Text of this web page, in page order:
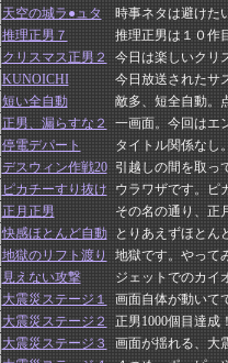
天空の城ラ●ュタ
時事ネタは避けた
推理正男７
推理正男は１０作
クリスマス正男２
今日は楽しいクリ
KUNOICHI
今日放送されたサ
短い全自動
敵多、短全自動。
正男、漏らすな２
一画面。今回はエ
停電デパート
タイトル関係なし
デスウィン作戦20
引越しの間を取っ
ピカチーすり抜け
ウラワザです。
正月正男
その名の通り、正
快感ほとんど自動
とりあえずほとん
地獄のリフト渡り
地獄です。やって
見えない攻撃
ジェットでのカイ
大震災ステージ１
画面自体が動いて
大震災ステージ２
正男1000個目達成
大震災ステージ３
画面が揺れる、大